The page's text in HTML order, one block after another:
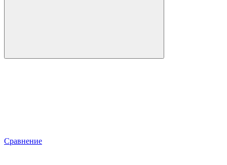
Сравнение